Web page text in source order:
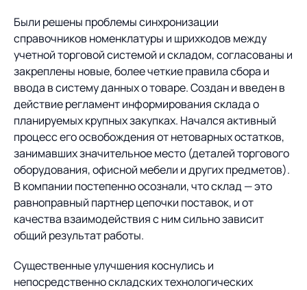
Были решены проблемы синхронизации
справочников номенклатуры и шрихкодов между
учетной торговой системой и складом, согласованы и
закреплены новые, более четкие правила сбора и
ввода в систему данных о товаре. Создан и введен в
действие регламент информирования склада о
планируемых крупных закупках. Начался активный
процесс его освобождения от нетоварных остатков,
занимавших значительное место (деталей торгового
оборудования, офисной мебели и других предметов).
В компании постепенно осознали, что склад — это
равноправный партнер цепочки поставок, и от
качества взаимодействия с ним сильно зависит
общий результат работы.
Существенные улучшения коснулись и
непосредственно складских технологических